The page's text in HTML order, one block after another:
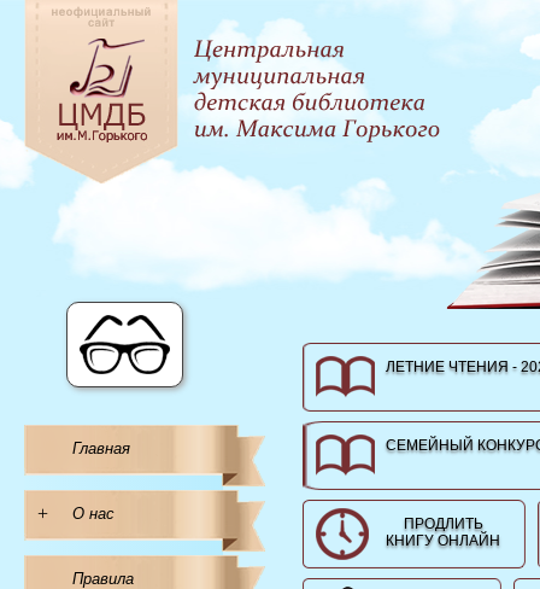
Главная
+ О нас
Правила
ЛЕТНИЕ ЧТЕНИЯ -
СЕМЕЙНЫЙ
ПРОДЛИТЬ
КНИГУ ОНЛАЙН